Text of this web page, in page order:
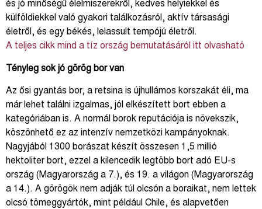
és jó minőségű élelmiszerekről, kedves helyiekkel és
külföldiekkel való gyakori találkozásról, aktív társasági
életről, és egy békés, lelassult tempójú életről.
A teljes cikk mind a tíz ország bemutatásáról itt olvasható
Tényleg sok jó görög bor van
Az ősi gyantás bor, a retsina is újhullámos korszakát éli, ma
már lehet találni izgalmas, jól elkészített bort ebben a
kategóriában is. A normál borok reputációja is növekszik,
köszönhető ez az intenzív nemzetközi kampányoknak.
Nagyjából 1300 borászat készít összesen 1,5 millió
hektoliter bort, ezzel a kilencedik legtöbb bort adó EU-s
ország (Magyarország a 7.), és 19. a világon (Magyarország
a 14.). A görögök nem adják túl olcsón a boraikat, nem lettek
olcsó tömeggyártók, mint például Chile, és alapvetően